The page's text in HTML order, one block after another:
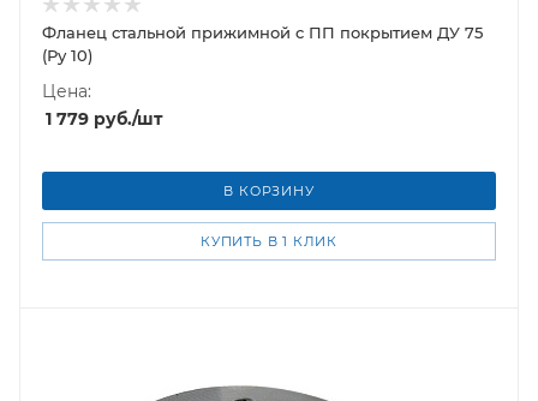
Фланец стальной прижимной c ПП покрытием ДУ 75
(Ру 10)
Цена:
1 779 руб./шт
В КОРЗИНУ
КУПИТЬ В 1 КЛИК